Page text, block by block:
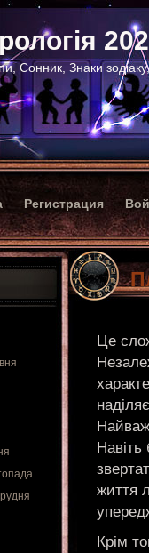
Сонник, Знаки
Регистрация
Це
життя
Крім